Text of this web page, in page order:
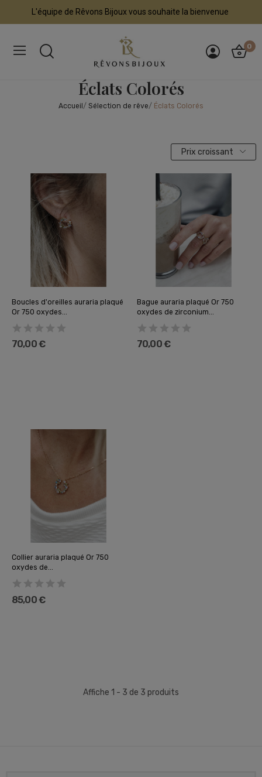
L'équipe de Rêvons Bijoux vous souhaite la bienvenue
0
Éclats Colorés
Accueil Sélection de rêve Éclats Colorés
Prix croissant
Boucles d'oreilles auraria plaqué
Or 750 oxydes...
70,00 €
Bague auraria plaqué Or 750
oxydes de zirconium...
70,00 €
Collier auraria plaqué Or 750
oxydes de...
85,00 €
Affiche 1 - 3 de 3 produits